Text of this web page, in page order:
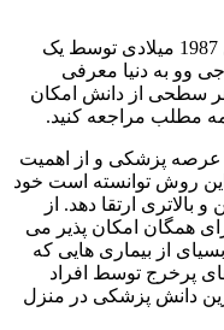
روش درمانی سوجوک اولین بار در سال 1987 میلادی توسط یک
وو به دنیا معرفی
سطحی از دانش امکان
مطلب مراجعه کنید.
پزشکی و از اهمیت
روش توانسته است خود
ارتقا دهد. از
همگان امکان پذیر می
از بیماری هایی که
پرخرج توسط افراد
دانش پزشکی در منزل